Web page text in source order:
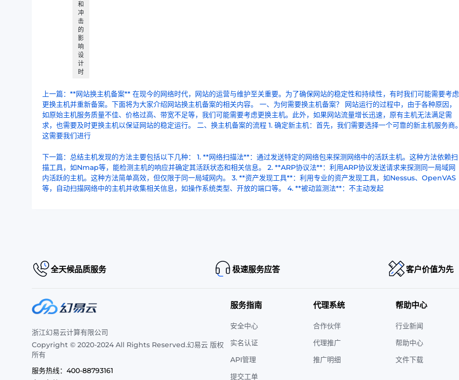
和
冲
击
的
影
响
设
计
时
上一篇：**网站换主机备案** 在现今的网络时代，网站的运营与维护至关重要。为了确保网站的稳定性和持续性，有时我们可能需要考虑
更换主机并重新备案。下面将为大家介绍网站换主机备案的相关内容。 一、为何需要换主机备案？ 网站运行的过程中，由于各种原因，
如原始主机服务质量不佳、价格过高、带宽不足等，我们可能需要考虑更换主机。此外，如果网站流量增长迅速，原有主机无法满足需
求，也需要及时更换主机以保证网站的稳定运行。 二、换主机备案的流程 1. 确定新主机：首先，我们需要选择一个可靠的新主机服务商。
这需要我们进行
下一篇：总结主机发现的方法主要包括以下几种： 1. **网络扫描法**：通过发送特定的网络包来探测网络中的活跃主机。这种方法依赖扫
描工具，如Nmap等，能检测主机的响应并确定其活跃状态和相关信息。 2. **ARP协议法**：利用ARP协议发送请求来探测同一局域网
内活跃的主机。这种方法简单高效，但仅限于同一局域网内。 3. **资产发现工具**：利用专业的资产发现工具，如Nessus、OpenVAS
等，自动扫描网络中的主机并收集相关信息，如操作系统类型、开放的端口等。 4. **被动监测法**：不主动发起
全天候品质服务 极速服务应答 客户价值为先
浙江幻易云计算有限公司
Copyright © 2020-2024 All Rights Reserved.幻易云 版权
所有
服务热线： 400-88793161
服务指南
安全中心
实名认证
API管理
提交工单
代理系统
合作伙伴
代理推广
推广明细
帮助中心
行业新闻
帮助中心
文件下载